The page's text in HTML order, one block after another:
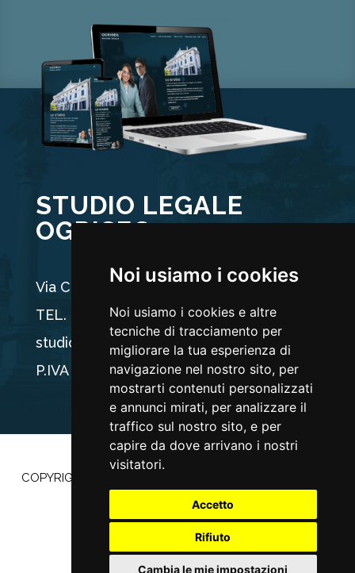
Noi usiamo i cookies
Noi usiamo i cookies e altre
tecniche di tracciamento per
migliorare la tua esperienza di
navigazione nel nostro sito, per
mostrarti contenuti personalizzati
e annunci mirati, per analizzare il
traffico sul nostro sito, e per
capire da dove arrivano i nostri
visitatori.
Accetto
Rifiuto
Cambia le mie impostazioni
STUDIO LEGALE
OGRISEG
Via Carducci 44, 33100 Udine
TEL. +39 0432 512704
studio@ogriseg.legal
P.IVA 02590960304
COPYRIGHT ©2022 |
ETEC MINDS